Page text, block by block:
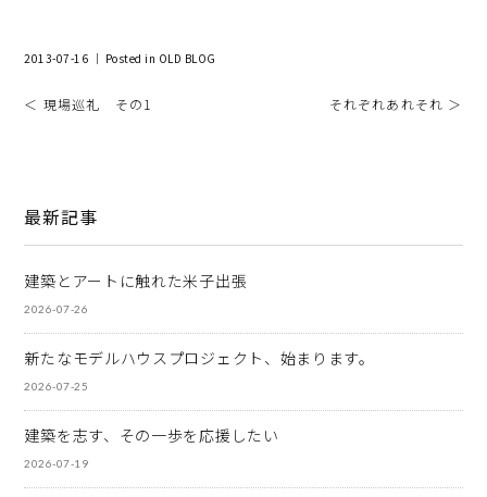
2013-07-16 ｜ Posted in OLD BLOG
＜ 現場巡礼 その1 それぞれあれそれ ＞
最新記事
建築とアートに触れた米子出張
2026-07-26
新たなモデルハウスプロジェクト、始まります。
2026-07-25
建築を志す、その一歩を応援したい
2026-07-19